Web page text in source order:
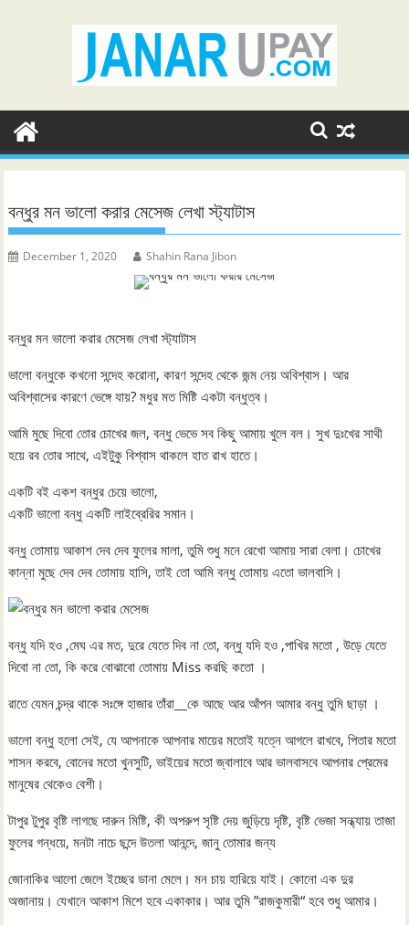
বন্ধুর মন ভালো করার মেসেজ লেখা স্ট্যাটাস
December 1, 2020 Shahin Rana Jibon
বন্ধুর মন ভালো করার মেসেজ লেখা স্ট্যাটাস
ভালো বন্ধুকে কখনো সন্দেহ করোনা, কারণ সন্দেহ থেকে জন্ম নেয় অবিশ্বাস। আর
অবিশ্বাসের কারণে ভেঙ্গে যায়? মধুর মত মিষ্টি একটা বন্ধুত্ব।
আমি মুছে দিবো তোর চোখের জল, বন্ধু ভেভে সব কিছু আমায় খুলে বল। সুখ দুঃখের সাথী
হয়ে রব তোর সাথে, এইটুকু বিশ্বাস থাকলে হাত রাখ হাতে।
একটি বই একশ বন্ধুর চেয়ে ভালো,
একটি ভালো বন্ধু একটি লাইব্রেরির সমান।
বন্ধু তোমায় আকাশ দেব দেব ফুলের মালা, তুমি শুধু মনে রেখো আমায় সারা বেলা। চোখের
কান্না মুছে দেব দেব তোমায় হাসি, তাই তো আমি বন্ধু তোমায় এতো ভালবাসি।
বন্ধু যদি হও ,মেঘ এর মত, দুরে যেতে দিব না তো, বন্ধু যদি হও ,পাখির মতো , উড়ে যেতে
দিবো না তো, কি করে বোঝাবো তোমায় Miss করছি কতো ।
রাতে যেমন চন্দ্র থাকে সঃঙ্গে হাজার তাঁরা__কে আছে আর আঁপন আমার বন্ধু তুমি ছাড়া ।
ভালো বন্ধু হলো সেই, যে আপনাকে আপনার মায়ের মতোই যত্নে আগলে রাখবে, পিতার মতো
শাসন করবে, বোনের মতো খুনসুটি, ভাইয়ের মতো জ্বালাবে আর ভালবাসবে আপনার প্রেমের
মানুষের থেকেও বেশী।
টাপুর টুপুর বৃষ্টি লাগছে দারুন মিষ্টি, কী অপরুপ সৃষ্টি দেয় জুড়িয়ে দৃষ্টি, বৃষ্টি ভেজা সন্ধ্যায় তাজা
ফুলের গন্ধয়ে, মনটা নাচে ছন্দে উতলা আনন্দে, জানু তোমার জন্য
জোনাকির আলো জেলে ইচ্ছের ডানা মেলে। মন চায় হারিয়ে যাই। কোনো এক দুর
অজানায়। যেখানে আকাশ মিশে হবে একাকার। আর তুমি ”রাজকুমারী“ হবে শুধু আমার।